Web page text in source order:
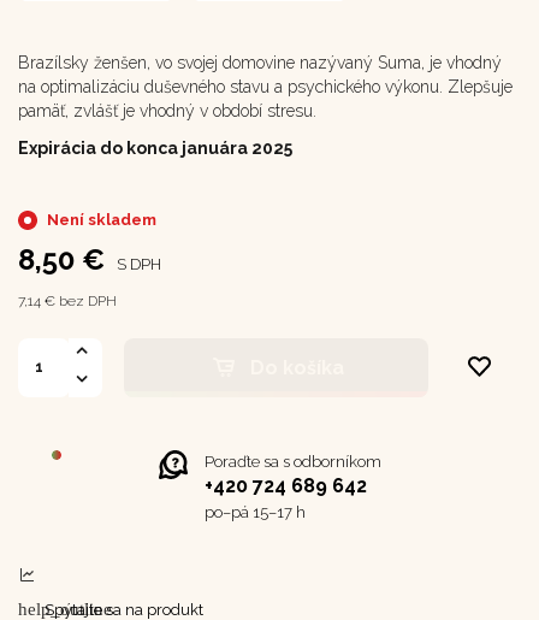
Brazílsky ženšen, vo svojej domovine nazývaný Suma, je vhodný
na optimalizáciu duševného stavu a psychického výkonu. Zlepšuje
pamäť, zvlášť je vhodný v období stresu.
Expirácia do konca januára 2025
Není skladem
8,50 € S DPH
7,14 € bez DPH
Poraďte sa s odborníkom
+420 724 689 642
po–⁠⁠⁠⁠⁠⁠pá 15–17 h
help_outline
Spýtajte sa na produkt